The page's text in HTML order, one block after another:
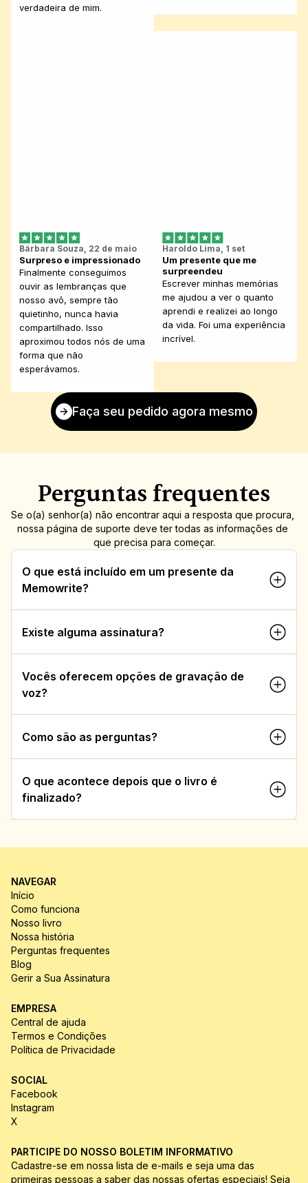
verdadeira de mim.
Bárbara Souza, 22 de maio
Surpreso e impressionado
Finalmente conseguimos
ouvir as lembranças que
nosso avô, sempre tão
quietinho, nunca havia
compartilhado. Isso
aproximou todos nós de uma
forma que não
esperávamos.
Haroldo Lima, 1 set
Um presente que me
surpreendeu
Escrever minhas memórias
me ajudou a ver o quanto
aprendi e realizei ao longo
da vida. Foi uma experiência
incrível.
Faça seu pedido agora mesmo
Perguntas frequentes
Se o(a) senhor(a) não encontrar aqui a resposta que procura,
nossa página de suporte deve ter todas as informações de
que precisa para começar.
O que está incluído em um presente da
Memowrite?
Existe alguma assinatura?
Vocês oferecem opções de gravação de
voz?
Como são as perguntas?
O que acontece depois que o livro é
finalizado?
NAVEGAR
Início
Como funciona
Nosso livro
Nossa história
Perguntas frequentes
Blog
Gerir a Sua Assinatura
EMPRESA
Central de ajuda
Termos e Condições
Política de Privacidade
SOCIAL
Facebook
Instagram
X
PARTICIPE DO NOSSO BOLETIM INFORMATIVO
Cadastre-se em nossa lista de e-mails e seja uma das
primeiras pessoas a saber das nossas ofertas especiais! Seja